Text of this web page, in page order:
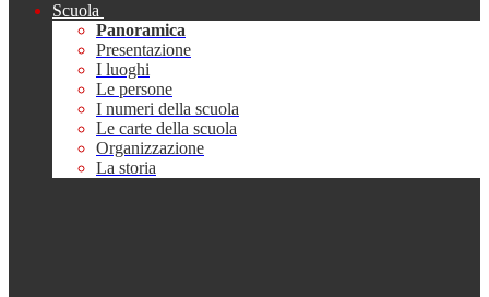
Scuola
Panoramica
Presentazione
I luoghi
Le persone
I numeri della scuola
Le carte della scuola
Organizzazione
La storia